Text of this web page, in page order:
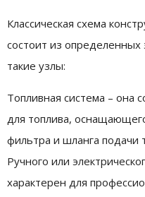
Классическая схема
состоит из определенных
такие узлы:
Топливная система – она
для топлива,
фильтра и шланга подачи
Ручного или
характерен для